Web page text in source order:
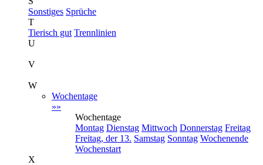
Sonstiges Sprüche
T
Tierisch gut Trennlinien
U
V
W
Wochentage
»»
Wochentage
Montag Dienstag Mittwoch Donnerstag Freitag
Freitag, der 13. Samstag Sonntag Wochenende
Wochenstart
X